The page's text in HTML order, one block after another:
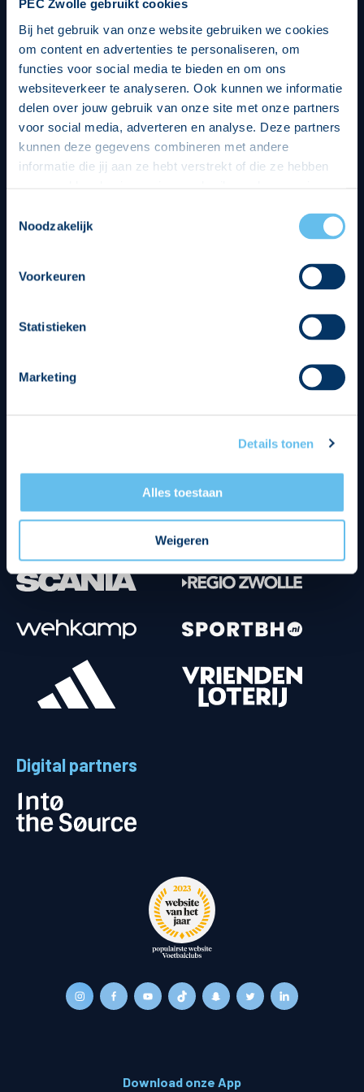
PEC Zwolle gebruikt cookies
Bij het gebruik van onze website gebruiken we cookies
om content en advertenties te personaliseren, om
functies voor social media te bieden en om ons
websiteverkeer te analyseren. Ook kunnen we informatie
delen over jouw gebruik van onze site met onze partners
voor social media, adverteren en analyse. Deze partners
kunnen deze gegevens combineren met andere
informatie die jij aan ze hebt verstrekt of die ze hebben
op een veilige en integere wijze. Je kunt je toestemming
beheren op de privacy- en cookieverklaring pagina.
Noodzakelijk
Voorkeuren
Statistieken
Marketing
Details tonen
Alles toestaan
Weigeren
Digital partners
Download onze App